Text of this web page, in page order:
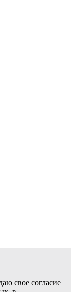
свое согласие